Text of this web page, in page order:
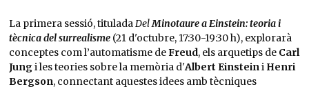
La primera sessió, tituladaDelMinotaure a Einstein: teoria i
tècnica del surrealisme(21 d'octubre, 17:30-19:30 h), explorarà
conceptes com l’automatisme deFreud, els arquetips de Carl
Jungi les teories sobre la memòria d'Albert Einsteini Henri
Bergson, connectant aquestes idees amb tècniques